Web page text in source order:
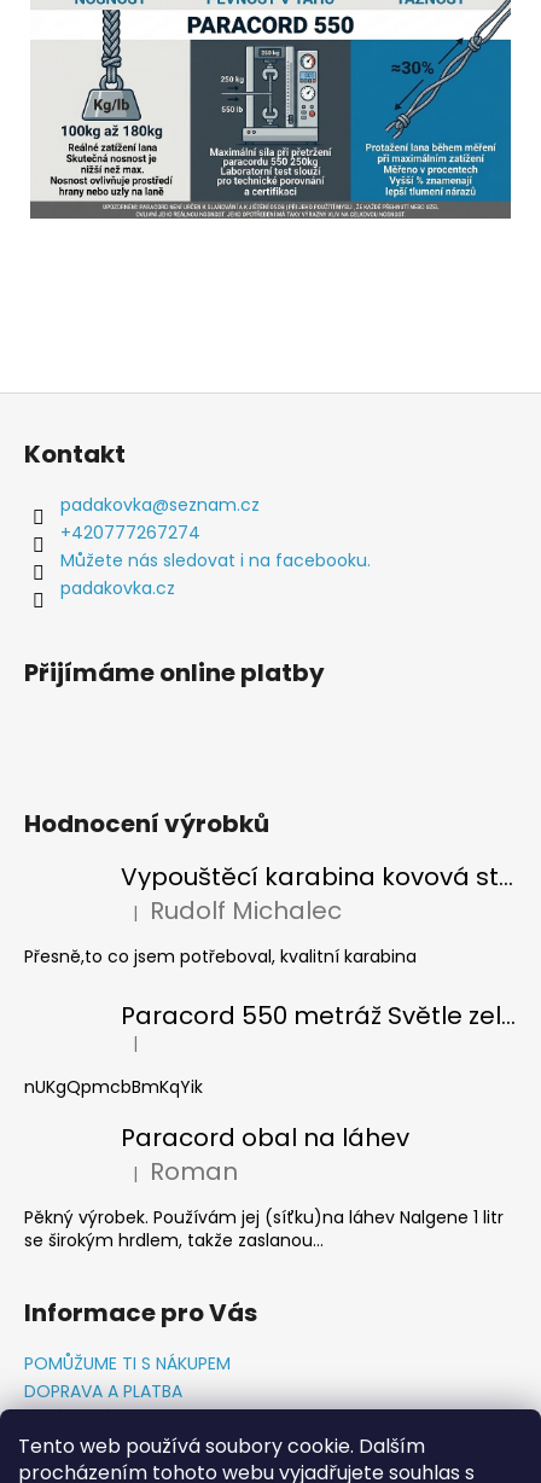
Tento web používá soubory cookie. Dalším
procházením tohoto webu vyjadřujete souhlas s
Z
Kontakt
padakovka@seznam.cz
+420777267274
Můžete nás sledovat i na facebooku.
padakovka.cz
Přijímáme online platby
Hodnocení výrobků
Vypouštěcí karabina kovová stříbrná
Hodnocení produktu je 5 z 5 hvězdiček.
| Rudolf Michalec
Přesně,to co jsem potřeboval, kvalitní karabina
Paracord 550 metráž Světle zelená
Hodnocení produktu je 5 z 5 hvězdiček.
|
nUKgQpmcbBmKqYik
Paracord obal na láhev
Hodnocení produktu je 5 z 5 hvězdiček.
| Roman
Pěkný výrobek. Používám jej (síťku)na láhev Nalgene 1 litr
se širokým hrdlem, takže zaslanou...
Informace pro Vás
POMŮŽUME TI S NÁKUPEM
DOPRAVA A PLATBA
GDPR PODMÍNKY
Napište nám